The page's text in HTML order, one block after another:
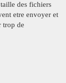
des fichiers
etre envoyer et
trop de